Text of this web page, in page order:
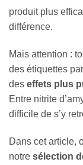
produit plus
différence.
Mais attention :
des étiquettes
des effets plus
Entre nitrite
difficile de s’y
Dans cet article,
notre sélection